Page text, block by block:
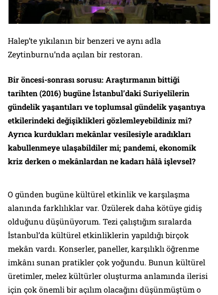
Halep’te yıkılanın bir benzeri ve aynı adla
Zeytinburnu’nda açılan bir restoran.
Bir öncesi-sonrası sorusu: Araştırmanın bittiği
tarihten (2016) bugüne İstanbul’daki Suriyelilerin
gündelik yaşantıları ve toplumsal gündelik yaşantıya
etkilerindeki değişiklikleri gözlemleyebildiniz mi?
Ayrıca kurdukları mekânlar vesilesiyle aradıkları
kabullenmeye ulaşabildiler mi; pandemi, ekonomik
kriz derken o mekânlardan ne kadarı hâlâ işlevsel?
O günden bugüne kültürel etkinlik ve karşılaşma
alanında farklılıklar var. Üzülerek daha kötüye gidiş
olduğunu düşünüyorum. Tezi çalıştığım sıralarda
İstanbul’da kültürel etkinliklerin yapıldığı birçok
mekân vardı. Konserler, paneller, karşılıklı öğrenme
imkânı sunan pratikler çok yoğundu. Bunun kültürel
üretimler, melez kültürler oluşturma anlamında ilerisi
için çok önemli bir açılım olacağını düşünmüştüm o